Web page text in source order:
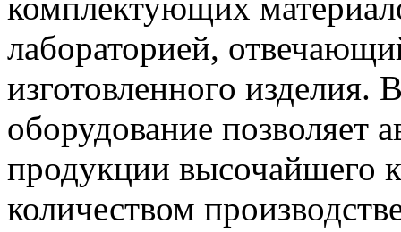
лабораторией,
изготовленного
оборудование позволяет
продукции высочайшего
количеством